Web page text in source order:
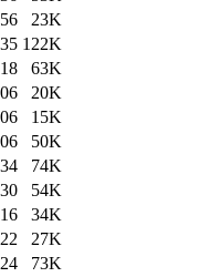
23K
122K
63K
20K
15K
50K
74K
54K
34K
27K
73K